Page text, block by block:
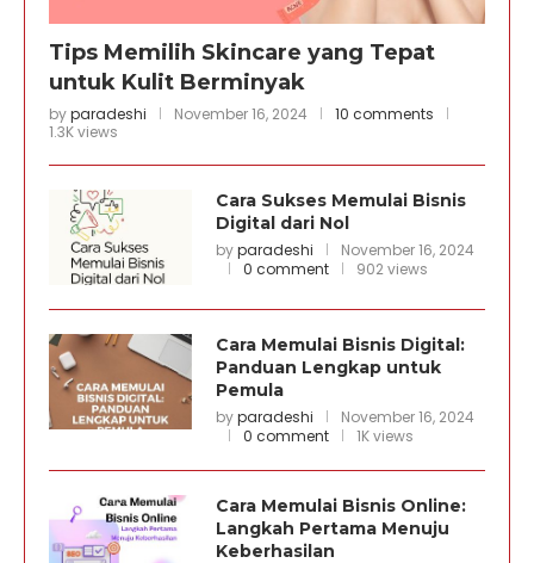
Tips Memilih Skincare yang Tepat
untuk Kulit Berminyak
byparadeshi November 16, 2024
10 comments
1.3K views
Cara Sukses Memulai Bisnis
Digital dari Nol
byparadeshi
November 16, 2024
0 comment
902 views
Cara Memulai Bisnis Digital:
Panduan Lengkap untuk
Pemula
byparadeshi
November 16, 2024
0 comment
1K views
Cara Memulai Bisnis Online:
Langkah Pertama Menuju
Keberhasilan